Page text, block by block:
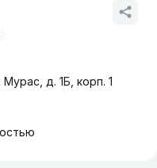
д. 1Б, корп. 1